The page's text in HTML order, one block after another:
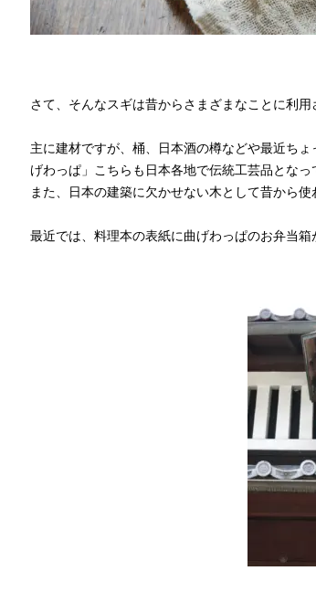
さて、そんなスギは昔からさまざまなことに利用
主に建材ですが、桶、日本酒の樽などや最近ち
げわっぱ」こちらも日本各地で伝統工芸品となっ
また、日本の建築に欠かせない木として昔から使
最近では、料理本の表紙に曲げわっぱのお弁当